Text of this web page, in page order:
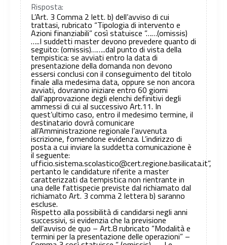
Risposta:
L’Art. 3 Comma 2 lett. b) dell’avviso di cui
trattasi, rubricato “Tipologia di intervento e
Azioni finanziabili” così statuisce ”……(omissis)
…..I suddetti master devono prevedere quanto di
seguito: (omissis)……..dal punto di vista della
tempistica: se avviati entro la data di
presentazione della domanda non devono
essersi conclusi con il conseguimento del titolo
finale alla medesima data, oppure se non ancora
avviati, dovranno iniziare entro 60 giorni
dall’approvazione degli elenchi definitivi degli
ammessi di cui al successivo Art.11. In
quest’ultimo caso, entro il medesimo termine, il
destinatario dovrà comunicare
all’Amministrazione regionale l’avvenuta
iscrizione, fornendone evidenza. L’indirizzo di
posta a cui inviare la suddetta comunicazione è
il seguente:
ufficio.sistema.scolastico@cert.regione.basilicata.it”,
pertanto le candidature riferite a master
caratterizzati da tempistica non rientrante in
una delle fattispecie previste dal richiamato dal
richiamato Art. 3 comma 2 lettera b) saranno
escluse.
Rispetto alla possibilità di candidarsi negli anni
successivi, si evidenzia che la previsione
dell’avviso de quo – Art.8 rubricato “Modalità e
termini per la presentazione delle operazioni” –